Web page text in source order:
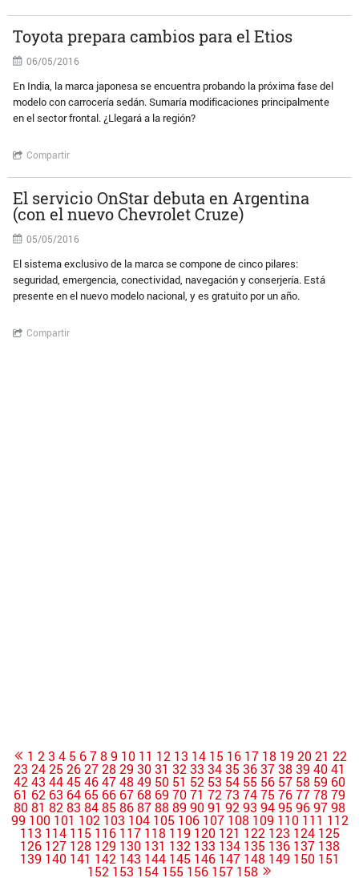
Toyota prepara cambios para el Etios
06/05/2016
En India, la marca japonesa se encuentra probando la próxima fase del
modelo con carrocería sedán. Sumaría modificaciones principalmente
en el sector frontal. ¿Llegará a la región?
Compartir
El servicio OnStar debuta en Argentina
(con el nuevo Chevrolet Cruze)
05/05/2016
El sistema exclusivo de la marca se compone de cinco pilares:
seguridad, emergencia, conectividad, navegación y conserjería. Está
presente en el nuevo modelo nacional, y es gratuito por un año.
Compartir
1 2 3 4 5 6 7 8 9 10 11 12 13 14 15 16 17 18 19 20 21 22
23 242526272829 3031 32 33 343536373839 4041
42 43 444546474849 50 51 52 53 54 55 56 57 58 59 60
61 62 63 64 65 66 67 68 69 7071 72 73 747576777879
8081 82 83 848586878889 9091 92 93 9495969798
99 100 101 102 103 104 105 106 107 108 109 110 111 112
113 114 115 116 117 118 119 120 121 122 123 124 125
126 127 128 129 130 131 132 133 134 135 136 137 138
139 140 141 142 143 144 145 146 147 148 149 150 151
152 153 154 155 156 157 158